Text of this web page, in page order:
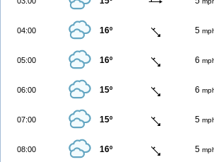
04:00 16º 5
05:00 16º 6
06:00 15º 6
07:00 15º 5
08:00 16º 5